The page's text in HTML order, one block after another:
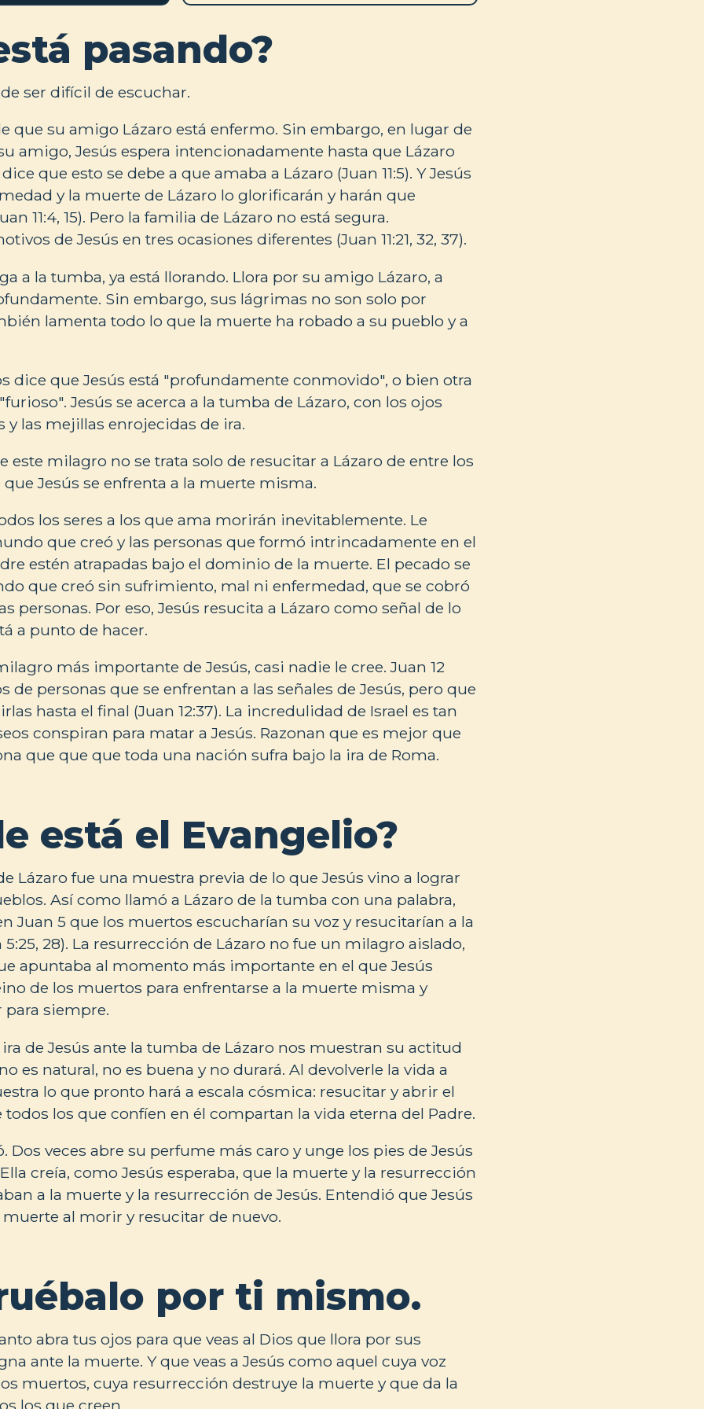
pasando?
ser difícil de escuchar.
que su amigo Lázaro está enfermo. Sin embargo, en lugar de
amigo, Jesús espera intencionadamente hasta que Lázaro
que esto se debe a que amaba a Lázaro (Juan 11:5). Y Jesús
y la muerte de Lázaro lo glorificarán y harán que
11:4, 15). Pero la familia de Lázaro no está segura.
de Jesús en tres ocasiones diferentes (Juan 11:21, 32, 37).
a la tumba, ya está llorando. Llora por su amigo Lázaro, a
Sin embargo, sus lágrimas no son solo por
lamenta todo lo que la muerte ha robado a su pueblo y a
dice que Jesús está "profundamente conmovido", o bien otra
Jesús se acerca a la tumba de Lázaro, con los ojos
y las mejillas enrojecidas de ira.
este milagro no se trata solo de resucitar a Lázaro de entre los
Jesús se enfrenta a la muerte misma.
los seres a los que ama morirán inevitablemente. Le
que creó y las personas que formó intrincadamente en el
estén atrapadas bajo el dominio de la muerte. El pecado se
que creó sin sufrimiento, mal ni enfermedad, que se cobró
personas. Por eso, Jesús resucita a Lázaro como señal de lo
a punto de hacer.
más importante de Jesús, casi nadie le cree. Juan 12
de personas que se enfrentan a las señales de Jesús, pero que
hasta el final (Juan 12:37). La incredulidad de Israel es tan
conspiran para matar a Jesús. Razonan que es mejor que
que que que toda una nación sufra bajo la ira de Roma.
está el Evangelio?
Lázaro fue una muestra previa de lo que Jesús vino a lograr
Así como llamó a Lázaro de la tumba con una palabra,
Juan 5 que los muertos escucharían su voz y resucitarían a la
28). La resurrección de Lázaro no fue un milagro aislado,
apuntaba al momento más importante en el que Jesús
de los muertos para enfrentarse a la muerte misma y
siempre.
de Jesús ante la tumba de Lázaro nos muestran su actitud
es natural, no es buena y no durará. Al devolverle la vida a
lo que pronto hará a escala cósmica: resucitar y abrir el
los que confíen en él compartan la vida eterna del Padre.
Dos veces abre su perfume más caro y unge los pies de Jesús
creía, como Jesús esperaba, que la muerte y la resurrección
a la muerte y la resurrección de Jesús. Entendió que Jesús
al morir y resucitar de nuevo.
por ti mismo.
abra tus ojos para que veas al Dios que llora por sus
ante la muerte. Y que veas a Jesús como aquel cuya voz
muertos, cuya resurrección destruye la muerte y que da la
los que creen.